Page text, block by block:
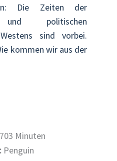
Die Zeiten der
und politischen
sind vorbei.
kommen wir aus der
703 Minuten
Penguin